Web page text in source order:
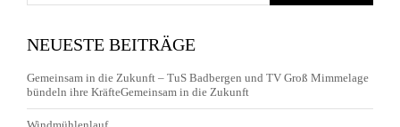
NEUESTE BEITRÄGE
Gemeinsam in die Zukunft – TuS Badbergen und TV Groß Mimmelage
bündeln ihre KräfteGemeinsam in die Zukunft